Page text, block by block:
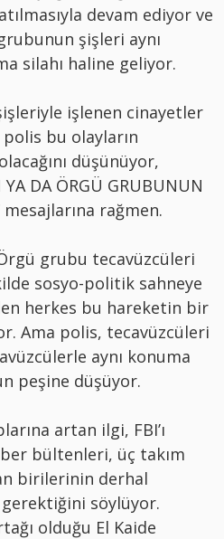
devam ediyor ve
şişleri aynı
silahı haline geliyor.
işlenen cinayetler
bu olayların
düşünüyor,
YA DA ÖRGÜ GRUBUNUN
mesajlarına rağmen.
grubu tecavüzcüleri
sosyo-politik sahneye
herkes bu hareketin bir
Ama polis, tecavüzcüleri
aynı konuma
peşine düşüyor.
artan ilgi, FBI’ı
bültenleri, üç takım
birilerinin derhal
söylüyor.
olduğu El Kaide